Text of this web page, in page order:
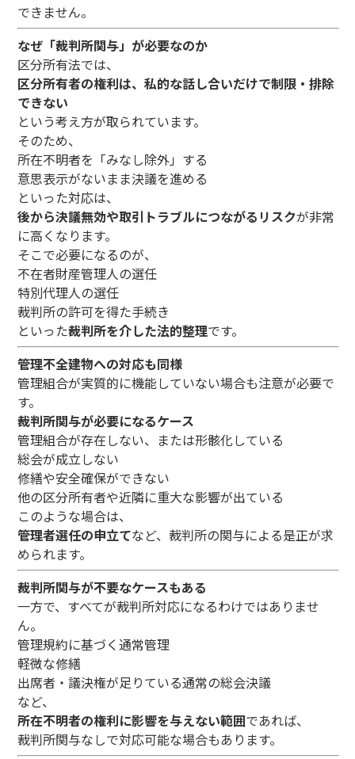
できません。
なぜ「裁判所関与」が必要なのか
区分所有法では、
区分所有者の権利は、私的な話し合いだけで制限・排除
できない
という考え方が取られています。
そのため、
所在不明者を「みなし除外」する
意思表示がないまま決議を進める
といった対応は、
後から決議無効や取引トラブルにつながるリスクが非常
に高くなります。
そこで必要になるのが、
不在者財産管理人の選任
特別代理人の選任
裁判所の許可を得た手続き
といった裁判所を介した法的整理です。
管理不全建物への対応も同様
管理組合が実質的に機能していない場合も注意が必要で
す。
裁判所関与が必要になるケース
管理組合が存在しない、または形骸化している
総会が成立しない
修繕や安全確保ができない
他の区分所有者や近隣に重大な影響が出ている
このような場合は、
管理者選任の申立てなど、裁判所の関与による是正が求
められます。
裁判所関与が不要なケースもある
一方で、すべてが裁判所対応になるわけではありませ
ん。
管理規約に基づく通常管理
軽微な修繕
出席者・議決権が足りている通常の総会決議
など、
所在不明者の権利に影響を与えない範囲であれば、
裁判所関与なしで対応可能な場合もあります。